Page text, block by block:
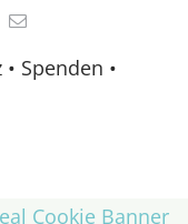
Spenden •
Cookie Banner